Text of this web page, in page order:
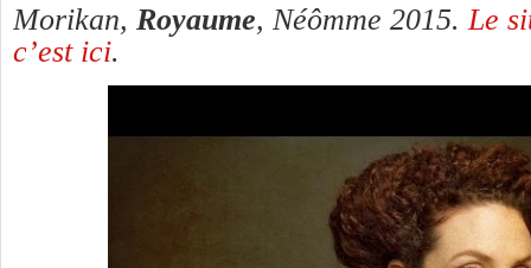
Morikan, Royaume, Néômme 2015. Le
c’est ici.